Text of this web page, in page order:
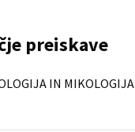
preiskave
IN MIKOLOGIJA